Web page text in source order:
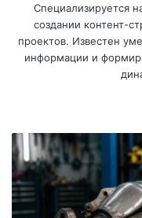
Специализируется
создании контент-
проектов. Известен
информации и